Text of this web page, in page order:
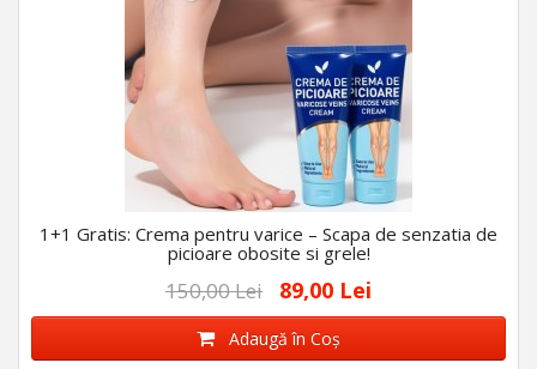
1+1 Gratis: Crema pentru varice – Scapa de senzatia de
picioare obosite si grele!
150,00 Lei 89,00 Lei
Adaugă în Coş